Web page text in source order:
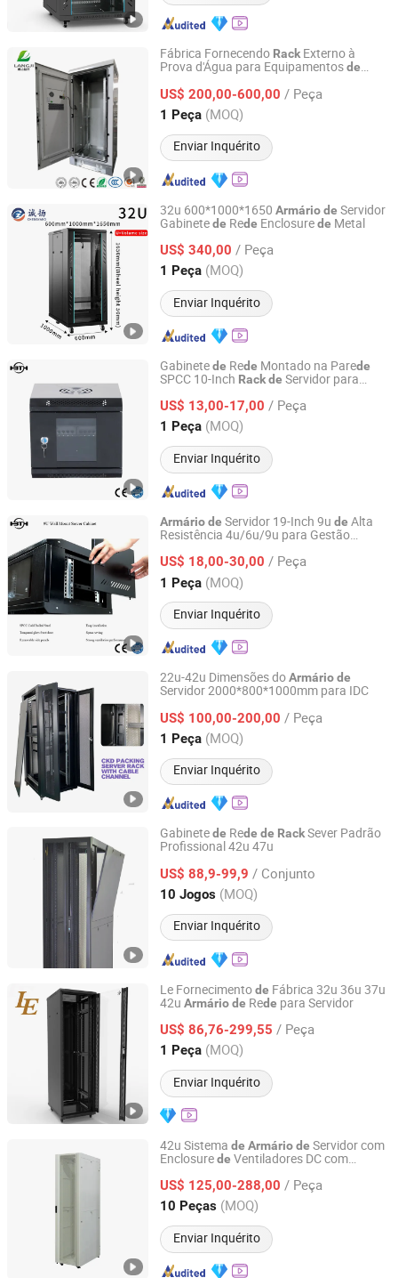
Fábrica Fornecendo RackExterno à
Prova d'Água para Equipamentosde
US$ 200,00-600,00 / Peça
1 Peça (MOQ)
Enviar Inquérito
Suzhou Yanjitong New Energy Technology Co., Ltd.
Jiangsu, China Desde 2026
32u 600*1000*1650 Armáriode Servidor
Gabinetede Rede Enclosurede Metal
US$ 340,00 / Peça
1 Peça (MOQ)
Enviar Inquérito
Beijing Century Chengfeng Metal Products Co., Ltd.
Beijing, China Desde 2024
Gabinetede Rede Montado na Parede
SPCC 10-Inch Rackde Servidor para
US$ 13,00-17,00 / Peça
1 Peça (MOQ)
Enviar Inquérito
Shunbang Tonghui (Beijing) Technology Co., Ltd.
Beijing, China Desde 2022
Armáriode Servidor 19-Inch 9u de Alta
Resistência 4u/6u/9u para Gestão
US$ 18,00-30,00 / Peça
1 Peça (MOQ)
Enviar Inquérito
Shunbang Tonghui (Beijing) Technology Co., Ltd.
Beijing, China Desde 2022
22u-42u Dimensões doArmáriode
Servidor 2000*800*1000mm para IDC
US$ 100,00-200,00 / Peça
1 Peça (MOQ)
Enviar Inquérito
Hebei Huatengyizhou Electrical Equipment Co., Ltd.
Hebei, China Desde 2023
Gabinetede Rede de RackSever Padrão
Profissional 42u 47u
US$ 88,9-99,9 / Conjunto
10 Jogos (MOQ)
Enviar Inquérito
Guangzhou Getwell Electronics Co., Ltd.
Guangdong, China Desde 2023
Le Fornecimentode Fábrica 32u 36u 37u
42u Armáriode Rede para Servidor
US$ 86,76-299,55 / Peça
1 Peça (MOQ)
Enviar Inquérito
Ningbo Latitude International Trade Co., Ltd.
Zhejiang, China Desde 2022
42u Sistema de Armáriode Servidor com
Enclosurede Ventiladores DC com
US$ 125,00-288,00 / Peça
10 Peças (MOQ)
Enviar Inquérito
Ningbo Gam Communication Equipment Co., Ltd.
Zhejiang, China Desde 2022